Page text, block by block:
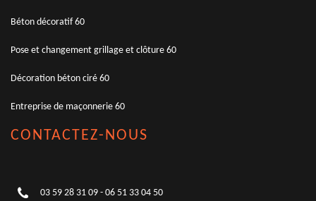
Béton décoratif 60
Pose et changement grillage et clôture 60
Décoration béton ciré 60
Entreprise de maçonnerie 60
CONTACTEZ-NOUS
03 59 28 31 09 - 06 51 33 04 50